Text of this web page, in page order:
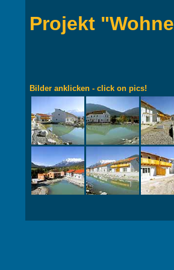
Projekt
Bilder anklicken - click on pics!